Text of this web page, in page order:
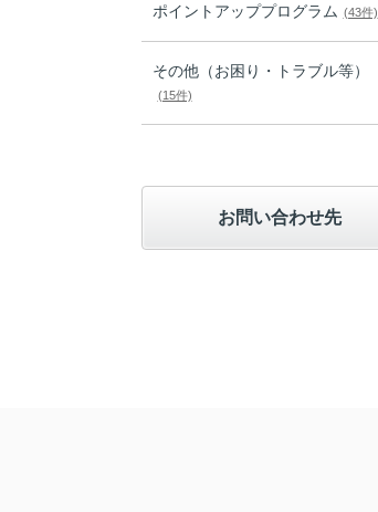
ポイントアッププログラム (43件)
その他（お困り・トラブル等）
(15件)
お問い合わせ先